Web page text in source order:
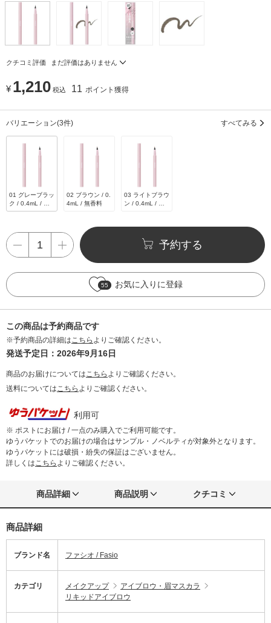
クチコミ評価 まだ評価はありません
¥ 1,210 税込 11 ポイント獲得
バリエーション(3件) すべてみる
01 グレーブラッ
ク / 0.4mL / 無
香料
02 ブラウン / 0.
4mL / 無香料
03 ライトブラウ
ン / 0.4mL / 無
予約する
55 お気に入りに登録
この商品は予約商品です
※予約商品の詳細はこちら よりご確認ください。
発送予定日：2026年9月16日
商品のお届けについてはこちら よりご確認ください。
送料についてはこちら よりご確認ください。
利用可
※ ポストにお届け / 一点のみ購入でご利用可能です。
ゆうパケットでのお届けの場合はサンプル・ノベルティが対象外となります。
ゆうパケットには破損・紛失の保証はございません。
詳しくはこちら よりご確認ください。
商品詳細 商品説明 クチコミ
商品詳細
ブランド名 ファシオ / Fasio
カテゴリ メイクアップ
アイブロウ・眉マスカラ
リキッドアイブロウ